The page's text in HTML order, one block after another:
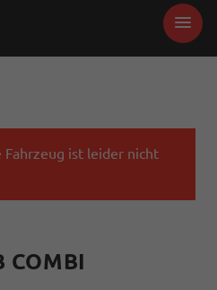
Fahrzeug ist leider nicht
COMBI